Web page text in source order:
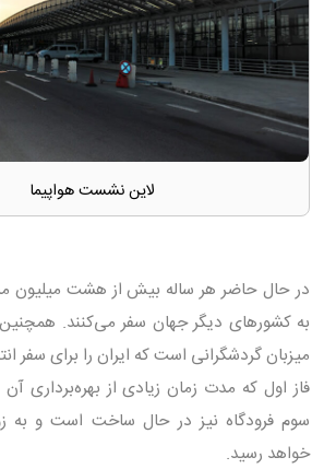
لاین نشست هواپیما
در حال حاضر هر ساله بیش از هشت میلیون
به کشورهای دیگر جهان سفر می‌کنند. همچنین
میزبان گردشگرانی است که ایران را برای سفر
فاز اول که مدت زمان زیادی از بهره‌برداری
سوم فرودگاه نیز در حال ساخت است و به
خواهد رسید.